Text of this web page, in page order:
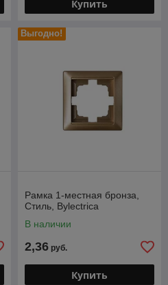
Купить
Выгодно!
Рамка 1-местная бронза,
Стиль, Bylectrica
В наличии
2,36 руб.
Купить